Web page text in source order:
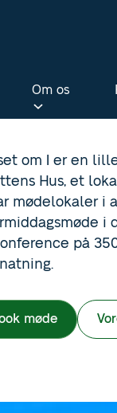
Om os
Om os
om I er en
Hus, et
mødelokaler i
i
på
møde